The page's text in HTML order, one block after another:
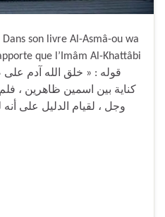
Dans son livre Al-Asmâ-ou wa
que l’Imâm Al-Khattâbi
كناية بين اسمين ظاهرين ،
وجل ، لقيام الدليل على